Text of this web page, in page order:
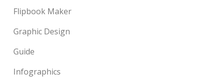
Flipbook Maker
Graphic Design
Guide
Infographics